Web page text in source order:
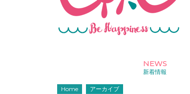
NEWS
新着情報
Home アーカイブ